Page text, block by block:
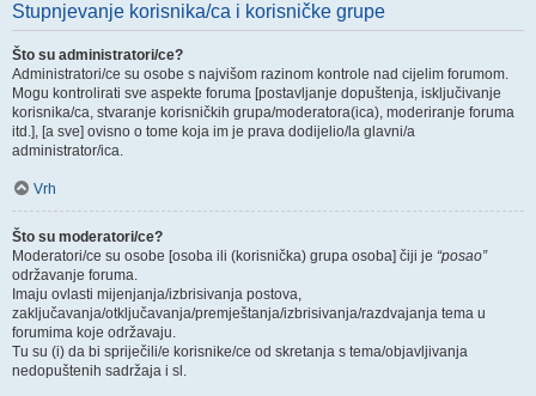
Stupnjevanje korisnika/ca i korisničke grupe
Što su administratori/ce?
Administratori/ce su osobe s najvišom razinom kontrole nad cijelim forumom.
Mogu kontrolirati sve aspekte foruma [postavljanje dopuštenja, isključivanje
korisnika/ca, stvaranje korisničkih grupa/moderatora(ica), moderiranje foruma
itd.], [a sve] ovisno o tome koja im je prava dodijelio/la glavni/a
administrator/ica.
Vrh
Što su moderatori/ce?
Moderatori/ce su osobe [osoba ili (korisnička) grupa osoba] čiji je “posao”
održavanje foruma.
Imaju ovlasti mijenjanja/izbrisivanja postova,
zaključavanja/otključavanja/premještanja/izbrisivanja/razdvajanja tema u
forumima koje održavaju.
Tu su (i) da bi spriječili/e korisnike/ce od skretanja s tema/objavljivanja
nedopuštenih sadržaja i sl.